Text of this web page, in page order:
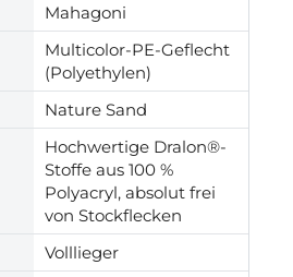
Mahagoni
Multicolor-PE-Geflecht
(Polyethylen)
Nature Sand
Hochwertige Dralon®-
Stoffe aus 100 %
Polyacryl, absolut frei
von Stockflecken
Volllieger